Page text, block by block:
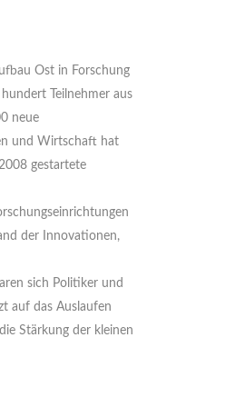
Ost in Forschung
Teilnehmer aus
neue
und Wirtschaft hat
gestartete
der Innovationen,
sich Politiker und
auf das Auslaufen
Stärkung der kleinen